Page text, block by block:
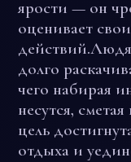
ярости — он
оценивает
долго
чего набирая
несутся,
цель
отдыха и